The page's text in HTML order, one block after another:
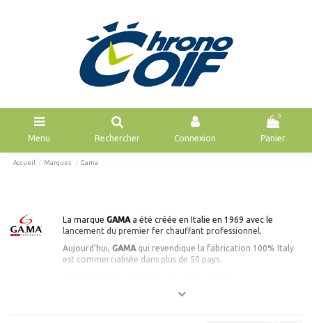
Menu Rechercher Connexion
0
Panier
Accueil Marques Gama
La marque GAMAa été créée en Italie en 1969 avec le
lancement du premier fer chauffant professionnel.
Aujourd'hui, GAMAqui revendique la fabrication 100% Italy
est commercialisée dans plus de 50 pays.
chauds et prêts à l'usage en quelques secondes,